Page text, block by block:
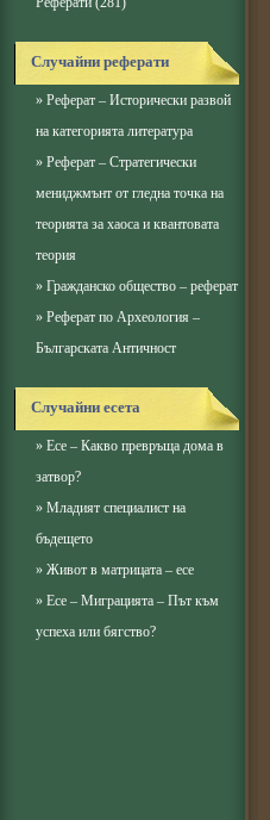
Случайни реферати
» Реферат – Исторически развой
на категорията литература
» Реферат – Стратегически
мениджмънт от гледна точка на
теорията за хаоса и квантовата
теория
» Гражданско общество – реферат
» Реферат по Археология –
Българската Античност
Случайни есета
» Есе – Какво превръща дома в
затвор?
» Младият специалист на
бъдещето
» Живот в матрицата – есе
» Есе – Миграцията – Път към
успеха или бягство?